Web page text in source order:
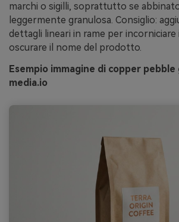
marchi o sigilli, soprattutto se
leggermente granulosa. Consiglio:
dettagli lineari in rame per incorniciare
oscurare il nome del prodotto.
Esempio immagine di copper
media.io